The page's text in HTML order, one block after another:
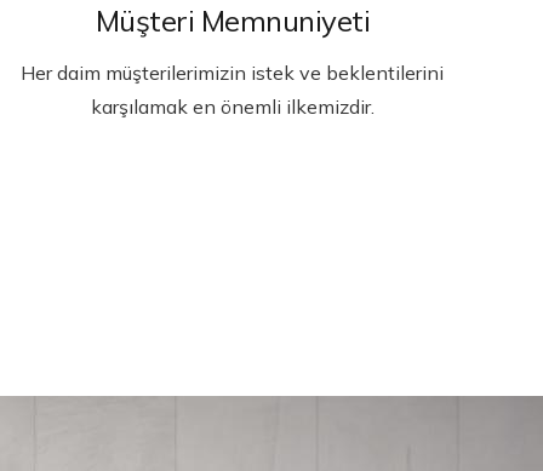
Müşteri Memnuniyeti
Her daim müşterilerimizin istek ve beklentilerini
karşılamak en önemli ilkemizdir.